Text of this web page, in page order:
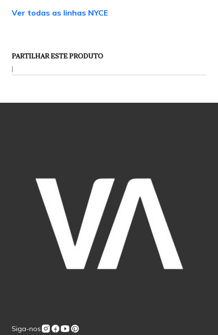
Ver todas as linhas NYCE
PARTILHAR ESTE PRODUTO
|
Siga-nos